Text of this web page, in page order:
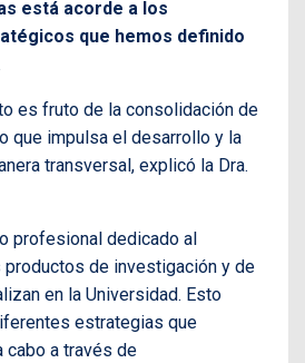
está acorde a los
que hemos definido
es fruto de la consolidación de
que impulsa el desarrollo y la
transversal, explicó la Dra.
profesional dedicado al
de investigación y de
en la Universidad. Esto
estrategias que
cabo a través de